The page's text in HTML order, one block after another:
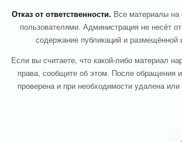
Отказ от ответственности. Все материалы на
пользователями. Администрация не несёт
содержание публикаций и размещённой
Если вы считаете, что какой-либо материал
права, сообщите об этом. После обращения
проверена и при необходимости удалена или